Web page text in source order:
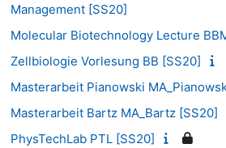
Management [SS20]
Molecular Biotechnology Lecture
Zellbiologie Vorlesung BB [SS20]
Masterarbeit Pianowski
Masterarbeit Bartz MA_Bartz [SS20]
PhysTechLab PTL [SS20]